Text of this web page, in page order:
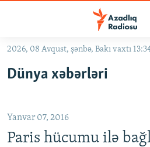
Əsas
qayıt
qayıt
Axtarışa
#İZAHLA
2026, 08 Avqust, şənbə, Bakı vaxtı
Dünya xəbərləri
Yanvar 07, 2016
Paris hücumu ilə